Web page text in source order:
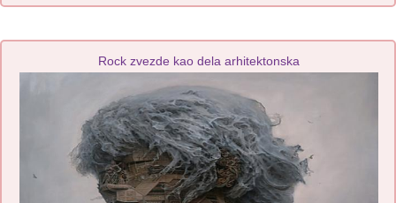
Rock zvezde kao dela arhitektonska